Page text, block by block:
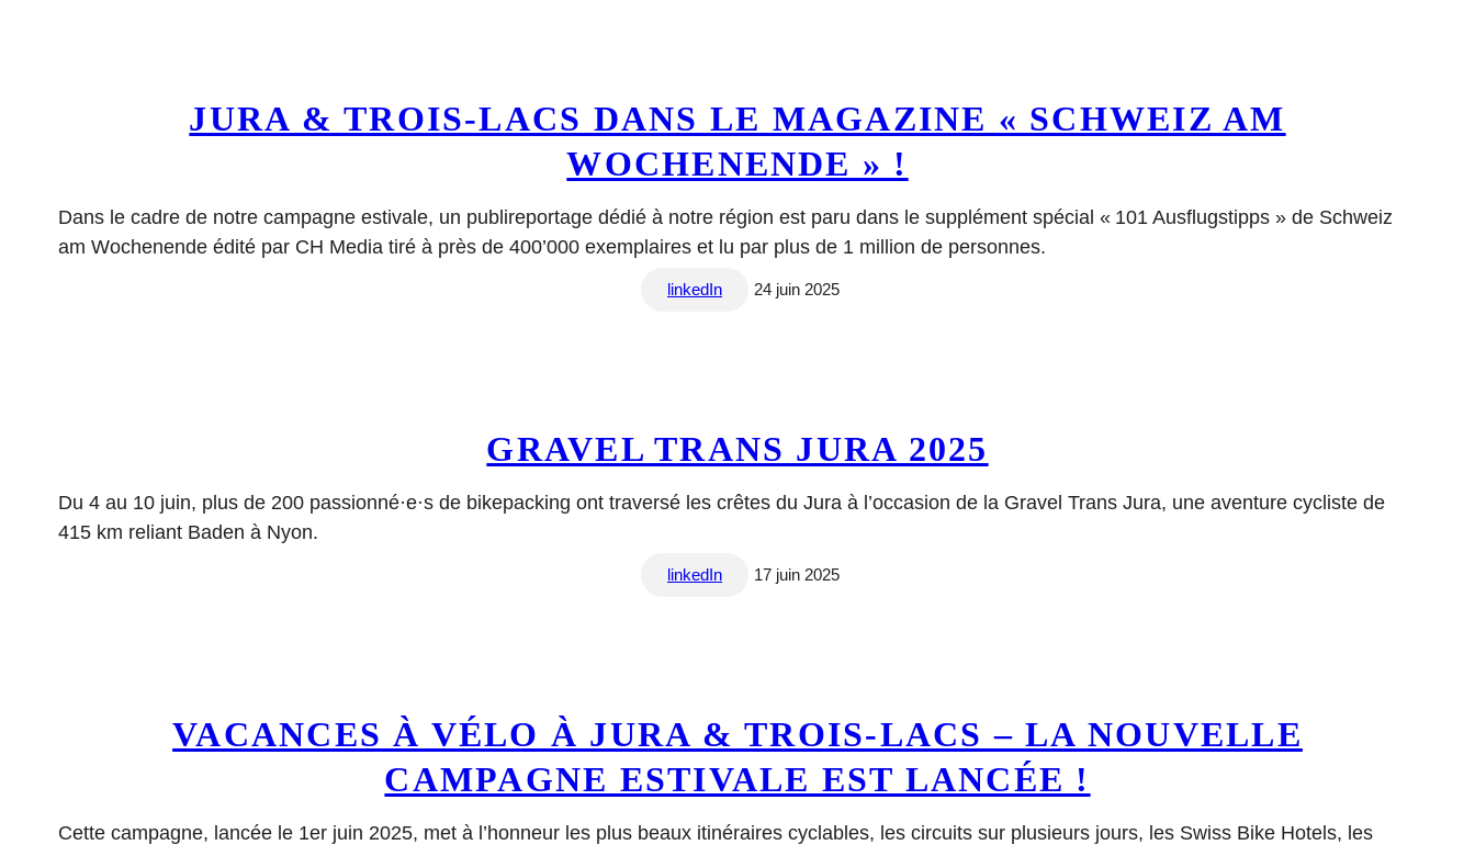
JURA & TROIS-LACS DANS LE MAGAZINE « SCHWEIZ AM
WOCHENENDE » !
Dans le cadre de notre campagne estivale, un publireportage dédié à notre région est paru dans le supplément spécial « 101 Ausflugstipps » de Schweiz
am Wochenende édité par CH Media tiré à près de 400’000 exemplaires et lu par plus de 1 million de personnes.
linkedIn 24 juin 2025
GRAVEL TRANS JURA 2025
Du 4 au 10 juin, plus de 200 passionné·e·s de bikepacking ont traversé les crêtes du Jura à l’occasion de la Gravel Trans Jura, une aventure cycliste de
415 km reliant Baden à Nyon.
linkedIn 17 juin 2025
VACANCES À VÉLO À JURA & TROIS-LACS – LA NOUVELLE
CAMPAGNE ESTIVALE EST LANCÉE !
Cette campagne, lancée le 1er juin 2025, met à l’honneur les plus beaux itinéraires cyclables, les circuits sur plusieurs jours, les Swiss Bike Hotels, les